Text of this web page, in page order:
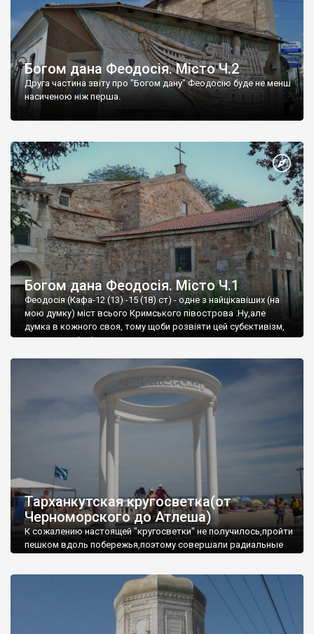
Богом дана Феодосія. Місто Ч.2
Друга частина звіту про "Богом дану" Феодосію буде не менш
насиченою ніж перша.
Богом дана Феодосія. Місто Ч.1
Феодосія (Кафа-12 (13) -15 (18) ст) - одне з найцікавіших (на
мою думку) міст всього Кримського півострова .Ну,але
думка в кожного своя, тому щоби розвіяти цей субєктивізм,
запрошую відвідати це
Тарханкутская кругосветка(от
Черноморского до Атлеша)
К сожалению настоящей "кругосветки" не получилось,пройти
пешком вдоль побережья,поэтому совершали радиальные